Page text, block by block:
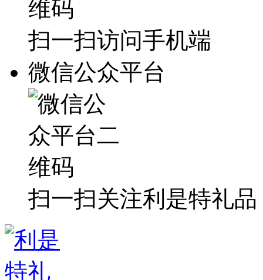
扫一扫访问手机端
微信公众平台
扫一扫关注利是特礼品